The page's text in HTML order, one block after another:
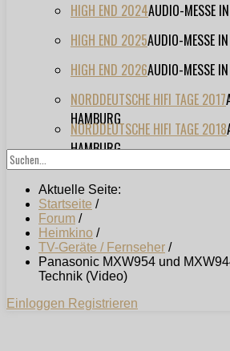
HIGH END 2024AUDIO-MESSE
HIGH END 2025AUDIO-MESSE
HIGH END 2026AUDIO-MESSE
NORDDEUTSCHE HIFI TAGE 2017
HAMBURG
NORDDEUTSCHE HIFI TAGE 2018
HAMBURG
Aktuelle Seite:
Startseite /
Forum /
Heimkino /
TV-Geräte / Fernseher /
Panasonic MXW954 und
Technik (Video)
Einloggen Registrieren